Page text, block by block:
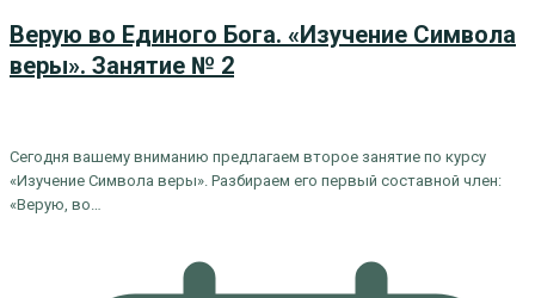
Верую во Единого Бога. «Изучение Символа
веры». Занятие № 2
Сегодня вашему вниманию предлагаем второе занятие по курсу
«Изучение Символа веры». Разбираем его первый составной член:
«Верую, во…